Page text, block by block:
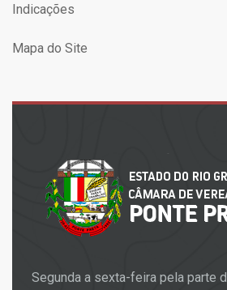
Indicações
Mapa do Site
Segunda a sexta-feira pela parte